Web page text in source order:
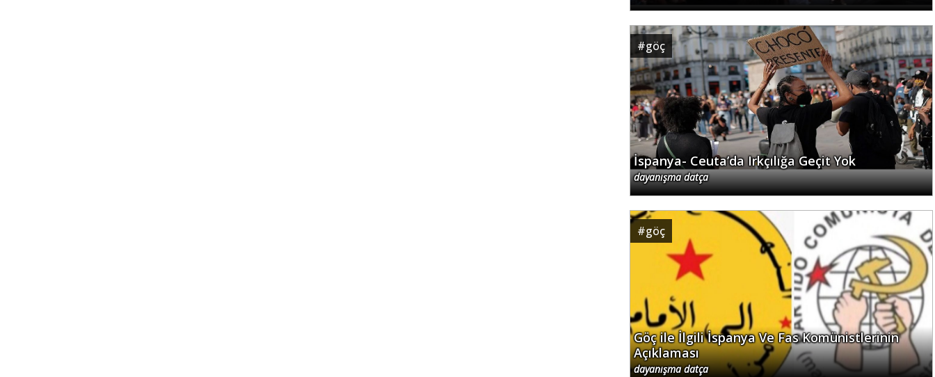
#göç
İspanya- Ceuta’da Irkçılığa Geçit Yok
dayanışma datça
#göç
Göç ile İlgili İspanya Ve Fas Komünistlerinin
Açıklaması
dayanışma datça